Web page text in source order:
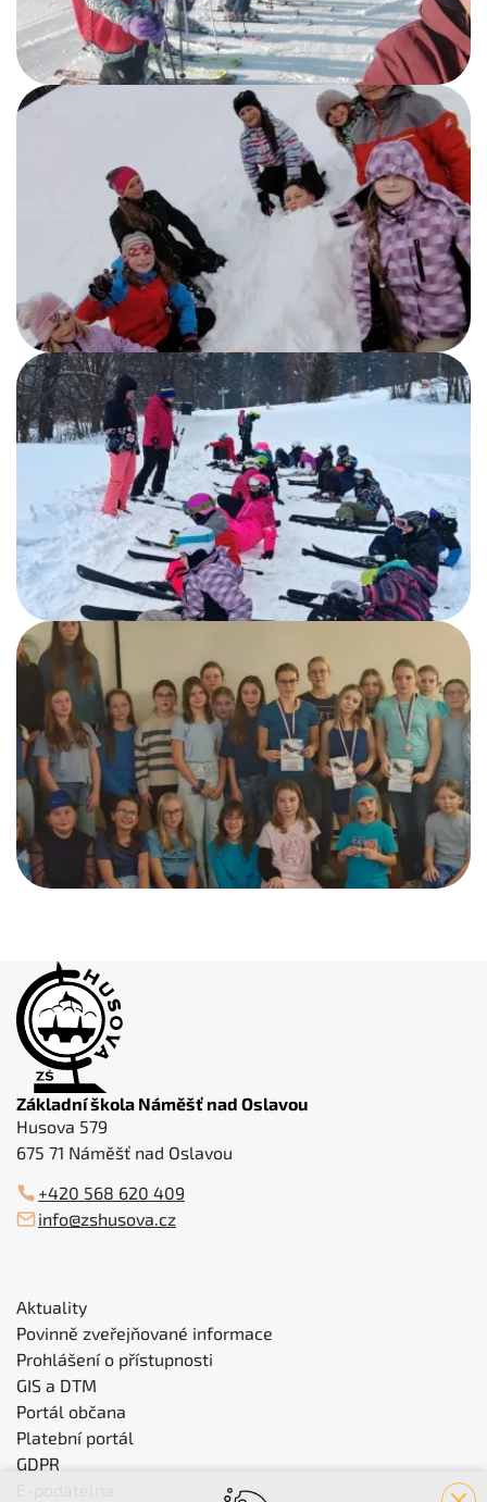
Základní škola Náměšť nad Oslavou
Husova 579
675 71 Náměšť nad Oslavou
+420 568 620 409
info@zshusova.cz
Aktuality
Povinně zveřejňované informace
Prohlášení o přístupnosti
GIS a DTM
Portál občana
Platební portál
GDPR